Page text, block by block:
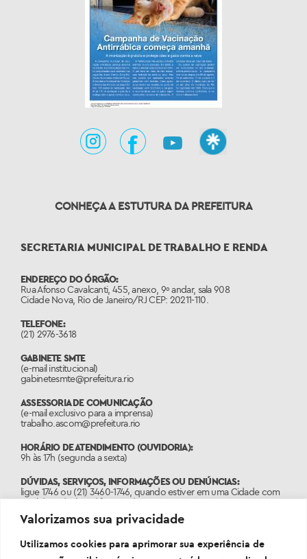
Valorizamos sua privacidade
Utilizamos cookies para aprimorar sua experiência de
CONHEÇA A ESTUTURA DA PREFEITURA
SECRETARIA MUNICIPAL DE TRABALHO E RENDA
ENDEREÇO DO ÓRGÃO:
Rua Afonso Cavalcanti, 455, anexo, 9º andar, sala 908
Cidade Nova, Rio de Janeiro/RJ CEP: 20211-110.
TELEFONE:
(21) 2976-3618
GABINETE SMTE
(e-mail institucional)
gabinetesmte@prefeitura.rio
ASSESSORIA DE COMUNICAÇÃO
(e-mail exclusivo para a imprensa)
trabalho.ascom@prefeitura.rio
HORÁRIO DE ATENDIMENTO (OUVIDORIA):
9h às 17h (segunda a sexta)
DÚVIDAS, SERVIÇOS, INFORMAÇÕES OU DENÚNCIAS:
ligue 1746 ou (21) 3460-1746, quando estiver em uma Cidade com
o código de área diferente do 21.
PORTAL: